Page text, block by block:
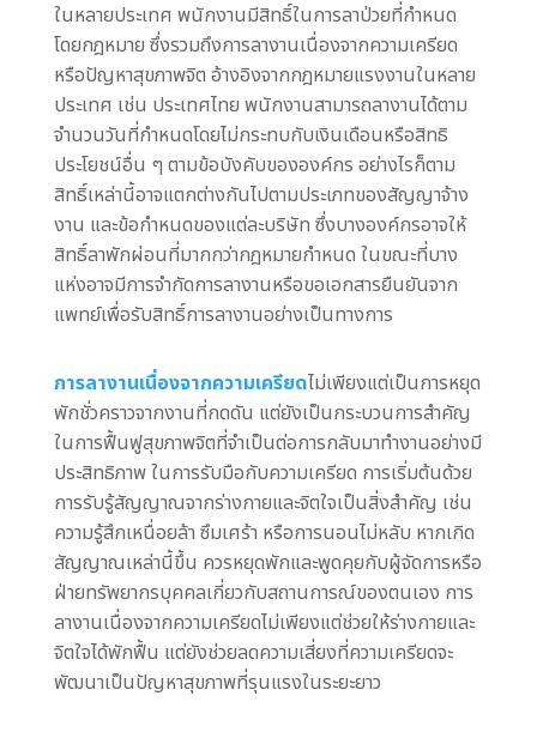
ในหลายประเทศ พนักงานมีสิทธิ์ในการลาป่วยที่กำหนด
โดยกฎหมาย ซึ่งรวมถึงการลางานเนื่องจากความเครียด
หรือปัญหาสุขภาพจิต อ้างอิงจากกฎหมายแรงงานในหลาย
ประเทศ เช่น ประเทศไทย พนักงานสามารถลางานได้ตาม
จำนวนวันที่กำหนดโดยไม่กระทบกับเงินเดือนหรือสิทธิ
ประโยชน์อื่น ๆ ตามข้อบังคับขององค์กร อย่างไรก็ตาม
สิทธิ์เหล่านี้อาจแตกต่างกันไปตามประเภทของสัญญาจ้าง
งาน และข้อกำหนดของแต่ละบริษัท ซึ่งบางองค์กรอาจให้
สิทธิ์ลาพักผ่อนที่มากกว่ากฎหมายกำหนด ในขณะที่บาง
แห่งอาจมีการจำกัดการลางานหรือขอเอกสารยืนยันจาก
แพทย์เพื่อรับสิทธิ์การลางานอย่างเป็นทางการ
การลางานเนื่องจากความเครียดไม่เพียงแต่เป็นการหยุด
พักชั่วคราวจากงานที่กดดัน แต่ยังเป็นกระบวนการสำคัญ
ในการฟื้นฟูสุขภาพจิตที่จำเป็นต่อการกลับมาทำงานอย่างมี
ประสิทธิภาพ ในการรับมือกับความเครียด การเริ่มต้นด้วย
การรับรู้สัญญาณจากร่างกายและจิตใจเป็นสิ่งสำคัญ เช่น
ความรู้สึกเหนื่อยล้า ซึมเศร้า หรือการนอนไม่หลับ หากเกิด
สัญญาณเหล่านี้ขึ้น ควรหยุดพักและพูดคุยกับผู้จัดการหรือ
ฝ่ายทรัพยากรบุคคลเกี่ยวกับสถานการณ์ของตนเอง การ
ลางานเนื่องจากความเครียดไม่เพียงแต่ช่วยให้ร่างกายและ
จิตใจได้พักฟื้น แต่ยังช่วยลดความเสี่ยงที่ความเครียดจะ
พัฒนาเป็นปัญหาสุขภาพที่รุนแรงในระยะยาว